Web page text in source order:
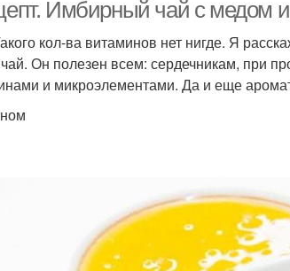
Имбирный чай с медом
кол-ва витаминов нет нигде. Я
Он полезен всем: сердечникам, при
и микроэлементами. Да и еще